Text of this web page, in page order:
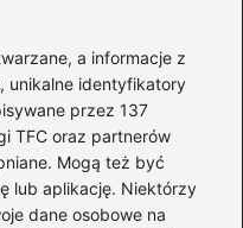
a informacje z
unikalne identyfikatory
przez 137
TFC oraz partnerów
Mogą też być
lub aplikację. Niektórzy
dane osobowe na
orlen-w-portfelu
dochód, Akcje
prawne dla